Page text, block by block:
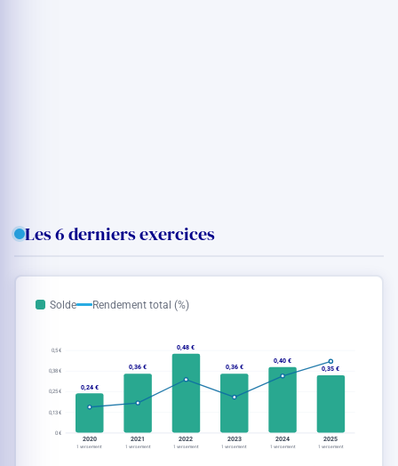
Les 6 derniers exercices
Solde Rendement total (%)
0 €
0,13 €
0,25 €
0,38 €
0,5 €
2020
1 versement
2021
1 versement
2022
1 versement
2023
1 versement
2024
1 versement
2025
1 versement
0,24 €
0,36 €
0,48 €
0,36 €
0,40 €
0,35 €